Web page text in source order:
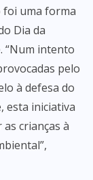
foi uma forma
Dia da
“Num intento
pelo
à defesa do
esta iniciativa
crianças à